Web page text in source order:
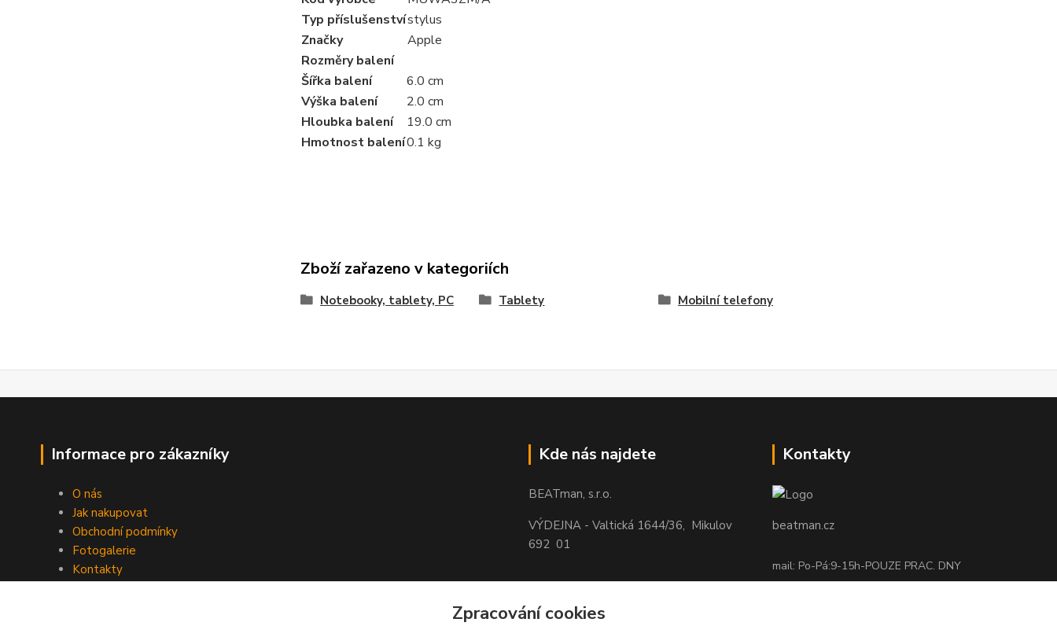
Typ příslušenstvístylus
Značky
Apple
Rozměry balení
Šířka balení
6.0 cm
Výška balení
2.0 cm
Hloubka balení
19.0 cm
Hmotnost balení0.1 kg
Zboží zařazeno v kategoriích
Notebooky, tablety, PC Tablety Mobilní telefony
Informace pro zákazníky
O nás
Jak nakupovat
Obchodní podmínky
Fotogalerie
Kontakty
Kde nás najdete
BEATman, s.r.o.
VÝDEJNA - Valtická 1644/36, Mikulov
692 01
Kontakty
beatman.cz
mail: Po-Pá:9-15h-POUZE PRAC. DNY
Zpracování cookies